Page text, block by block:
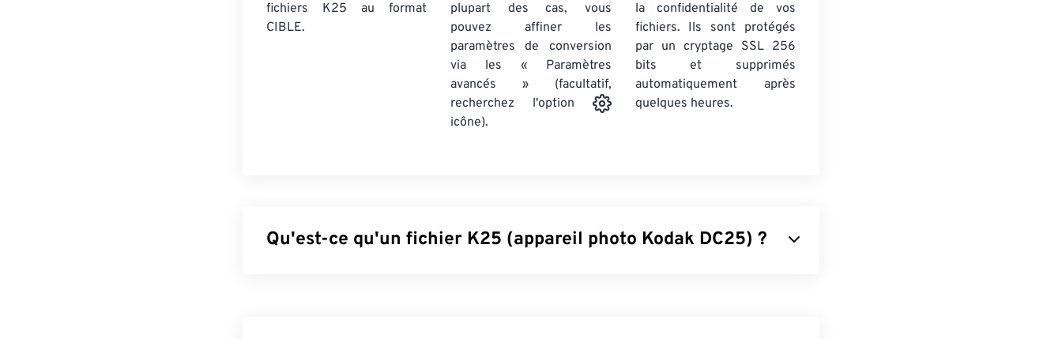
fichiers K25 au format
CIBLE.
plupart des cas, vous
pouvez affiner les
paramètres de conversion
via les « Paramètres
avancés » (facultatif,
recherchez l'option
icône).
la confidentialité de vos
fichiers. Ils sont protégés
par un cryptage SSL 256
bits et supprimés
automatiquement après
quelques heures.
Qu'est-ce qu'un fichier K25 (appareil photo Kodak DC25) ?